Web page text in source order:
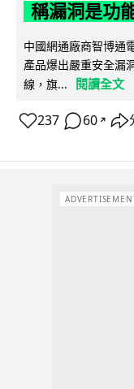
稱漏洞是功
中國網通廠商智博通
產品爆出嚴重安全漏
線，旗...
閱讀全文
237 60 ↗